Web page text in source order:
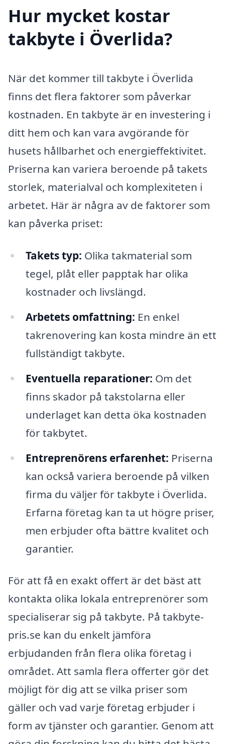
Hur mycket kostar
takbyte i Överlida?
När det kommer till takbyte i Överlida
finns det flera faktorer som påverkar
kostnaden. En takbyte är en investering i
ditt hem och kan vara avgörande för
husets hållbarhet och energieffektivitet.
Priserna kan variera beroende på takets
storlek, materialval och komplexiteten i
arbetet. Här är några av de faktorer som
kan påverka priset:
Takets typ: Olika takmaterial som
tegel, plåt eller papptak har olika
kostnader och livslängd.
Arbetets omfattning: En enkel
takrenovering kan kosta mindre än ett
fullständigt takbyte.
Eventuella reparationer: Om det
finns skador på takstolarna eller
underlaget kan detta öka kostnaden
för takbytet.
Entreprenörens erfarenhet: Priserna
kan också variera beroende på vilken
firma du väljer för takbyte i Överlida.
Erfarna företag kan ta ut högre priser,
men erbjuder ofta bättre kvalitet och
garantier.
För att få en exakt offert är det bäst att
kontakta olika lokala entreprenörer som
specialiserar sig på takbyte. På takbyte-
pris.se kan du enkelt jämföra
erbjudanden från flera olika företag i
området. Att samla flera offerter gör det
möjligt för dig att se vilka priser som
gäller och vad varje företag erbjuder i
form av tjänster och garantier. Genom att